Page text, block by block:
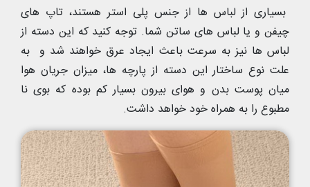
بسیاری از لباس ها از جنس پلی استر هستند، تاپ های
چیفن و یا لباس های ساتن شما. توجه کنید که این دسته از
لباس ها نیز به سرعت باعث ایجاد عرق خواهند شد و به
علت نوع ساختار این دسته از پارچه ها، میزان جریان هوا
میان پوست بدن و هوای بیرون بسیار کم بوده که بوی نا
مطبوع را به همراه خود خواهد داشت.